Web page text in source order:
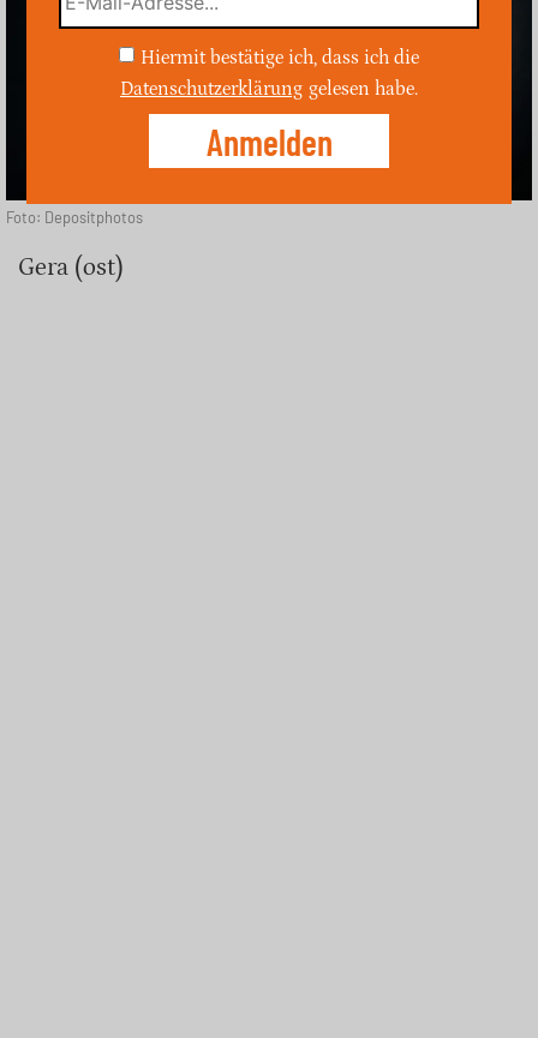
Foto: Depositphotos
Gera (ost)
Hiermit bestätige ich, dass ich die
Datenschutzerklärung gelesen habe.